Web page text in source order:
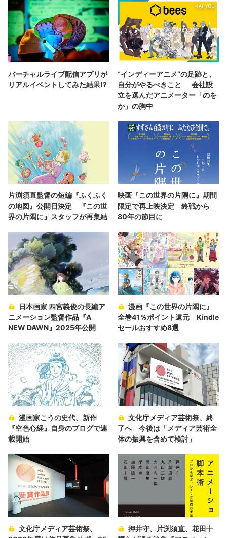
バーチャルライブ配信アプリが
リアルイベントしてみた結果!?
“インディーアニメ“の足跡と、
自分がやるべきこと──会社設
立を選んだアニメーター「のを
か」の胸中
片渕須直監督の短編『ふくふく
の地図』公開日決定 『この世
界の片隅に』スタッフが再集結
映画『この世界の片隅に』期間
限定で再上映決定 終戦から
80年の節目に
日本画家 四宮義俊の長編ア
ニメーション監督作品『A
NEW DAWN』2025年公開
漫画『この世界の片隅に』
全巻41％ポイント還元 Kindle
セールおすすめ8選
漫画家こうの史代、新作
『空色心経』自身のブログで連
載開始
文化庁メディア芸術祭、終
了へ 今後は「メディア芸術全
体の振興を含めて検討」
文化庁メディア芸術祭、
押井守、片渕須直、花田十